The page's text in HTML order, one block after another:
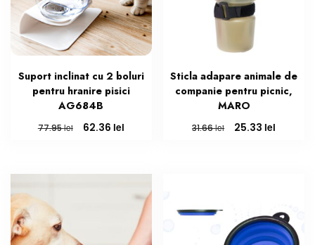
Suport inclinat cu 2 boluri
pentru hranire pisici
AG684B
77.95lei
Prețul
62.36 leiPrețul
Sticla adapare animale de
companie pentru picnic,
MARO
31.66lei
Prețul
25.33 lei